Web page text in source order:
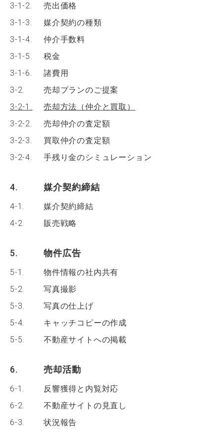
3-1-2.
売出価格
3-1-3.
媒介契約の種類
3-1-4.
仲介手数料
3-1-5.
税金
3-1-6.
諸費用
3-2.
売却プランのご提案
3-2-1.
売却方法（仲介と買取）
3-2-2.
売却仲介の査定額
3-2-3.
買取仲介の査定額
3-2-4.
手残り金のシミュレーション
4. 媒介契約締結
4-1.
媒介契約締結
4-2.
販売戦略
5. 物件広告
5-1.
物件情報の社内共有
5-2.
写真撮影
5-3.
写真の仕上げ
5-4.
キャッチコピーの作成
5-5.
不動産サイトへの掲載
6. 売却活動
6-1.
反響獲得と内覧対応
6-2.
不動産サイトの見直し
6-3.
状況報告